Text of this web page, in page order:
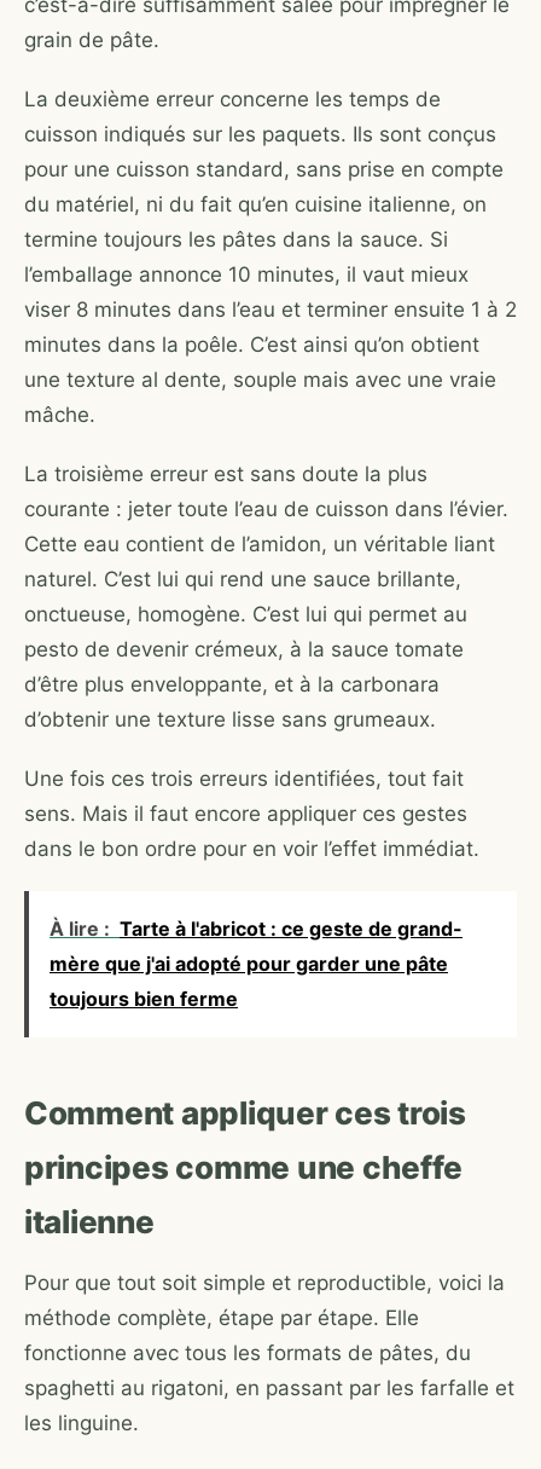
c’est-à-dire suffisamment salée pour imprégner le
grain de pâte.
La deuxième erreur concerne les temps de
cuisson indiqués sur les paquets. Ils sont conçus
pour une cuisson standard, sans prise en compte
du matériel, ni du fait qu’en cuisine italienne, on
termine toujours les pâtes dans la sauce. Si
l’emballage annonce 10 minutes, il vaut mieux
viser 8 minutes dans l’eau et terminer ensuite 1 à 2
minutes dans la poêle. C’est ainsi qu’on obtient
une texture al dente, souple mais avec une vraie
mâche.
La troisième erreur est sans doute la plus
courante : jeter toute l’eau de cuisson dans l’évier.
Cette eau contient de l’amidon, un véritable liant
naturel. C’est lui qui rend une sauce brillante,
onctueuse, homogène. C’est lui qui permet au
pesto de devenir crémeux, à la sauce tomate
d’être plus enveloppante, et à la carbonara
d’obtenir une texture lisse sans grumeaux.
Une fois ces trois erreurs identifiées, tout fait
sens. Mais il faut encore appliquer ces gestes
dans le bon ordre pour en voir l’effet immédiat.
À lire : Tarte à l'abricot : ce geste de grand-
mère que j'ai adopté pour garder une pâte
toujours bien ferme
Comment appliquer ces trois
principes comme une cheffe
italienne
Pour que tout soit simple et reproductible, voici la
méthode complète, étape par étape. Elle
fonctionne avec tous les formats de pâtes, du
spaghetti au rigatoni, en passant par les farfalle et
les linguine.